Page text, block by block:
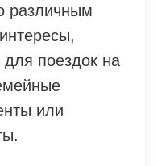
различным
поездок на
или